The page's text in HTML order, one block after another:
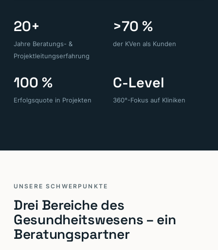
20+
Jahre Beratungs- &
Projektleitungserfahrung
>70 %
der KVen als Kunden
100 %
Erfolgsquote in Projekten
C-Level
360°-Fokus auf Kliniken
UNSERE SCHWERPUNKTE
Drei Bereiche des
Gesundheitswesens – ein
Beratungspartner